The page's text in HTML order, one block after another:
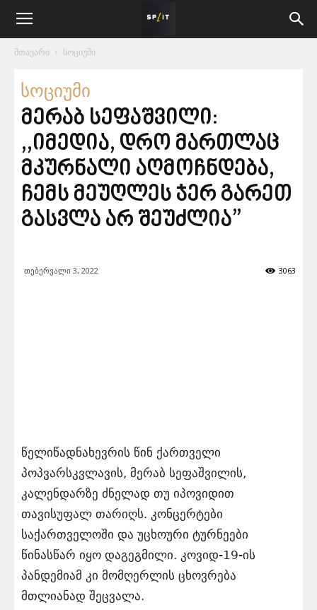
მთავარი სოციუმი
სოციუმი
მერაბ სეფაშვილი:
,,იმედია, დრო მართლაც
მკურნალი აღმოჩნდება,
ჩემს მეუღლეს ჯერ გარეთ
გასვლა არ შეუძლია”
თებერვალი 3, 2022 3063
წელიწადნახევრის წინ ქართველი
პოპვარსკვლავის, მერაბ სეფაშვილის,
კალენდარზე ძნელად თუ იპოვიდით
თავისუფალ თარიღს. კონცერტები
საქართველოში და უცხოური ტურნეები
წინასწარ იყო დაგეგმილი. კოვიდ-19-ის
პანდემიამ კი მომღერლის ცხოვრება
მთლიანად შეცვალა.